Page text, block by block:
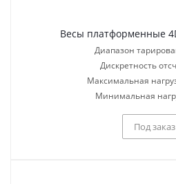
Весы платформенные
Диапазон
Дискретность
Максимальная
Минимальная
Под заказ